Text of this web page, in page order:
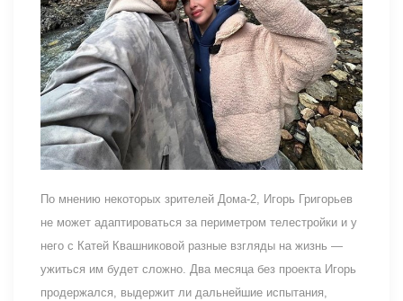
По мнению некоторых зрителей Дома-2, Игорь Григорьев
не может адаптироваться за периметром телестройки и у
него с Катей Квашниковой разные взгляды на жизнь —
ужиться им будет сложно. Два месяца без проекта Игорь
продержался, выдержит ли дальнейшие испытания,